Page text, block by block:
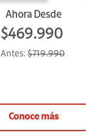
Ahora Desde
$469.990
Antes: $719.990
Conoce más